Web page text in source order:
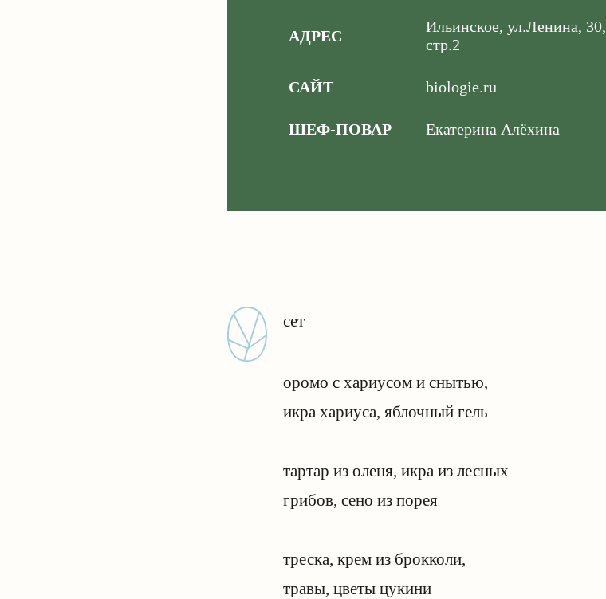
АДРЕС
Ильинское, ул.Ленина, 30,
стр.2
САЙТ biologie.ru
ШЕФ-ПОВАР Екатерина Алёхина
сет
оромо с хариусом и снытью,
икра хариуса, яблочный гель
тартар из оленя, икра из лесных
грибов, сено из порея
треска, крем из брокколи,
травы, цветы цукини